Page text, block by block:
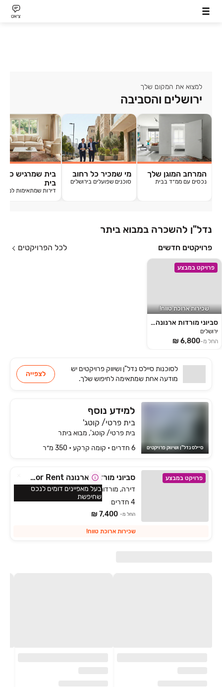
צ׳אט
למצוא את המקום שלך
ירושלים והסביבה
המרחב המוגן שלך
נכסים עם ממ״ד בבית
מי שמכיר כל רחוב
סוכנים שפועלים בירושלים
בית שמרגיש כמו
בית
דירות שמתאימות
נדל"ן להשכרה במבוא ביתר
פרויקטים חדשים לכל הפרויקטים
פרויקט במבצע
שכירות ארוכת טווח!
סביוני מורדות ארנונה for Rent ירושלים
ירושלים
החל מ-
לסוכנותסיילס נדל"ן ושיווק פרויקטים יש
מודעה אחת שמתאימה לחיפוש שלך.
לצפייה
סיילס נדל"ן ושיווק פרויקטים
למידע נוסף
בית פרטי/ קוטג'
בית פרטי/ קוטג', מבוא ביתר
6 חדרים • קומה ‎קרקע‏ • 350 מ״ר
פרויקט במבצע סביוני מורדות ארנונה for Rent ירושלים
דירה, מורדות ארנונה, ירושלים
4 חדרים
החל מ- 7,400 ₪
שכירות ארוכת טווח!
בעל מאפיינים דומים לנכס
שחיפשת